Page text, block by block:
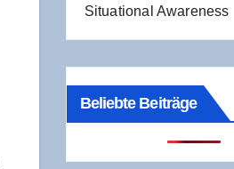
Situa­tio­nal Awareness
Beliebte Beiträge